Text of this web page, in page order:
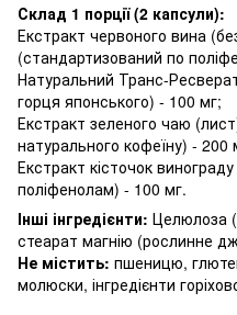
Склад 1 порції (2 капсули):
Екстракт червоного вина
(стандартизований по
Натуральний Транс-
горця японського) - 100 мг;
Екстракт зеленого чаю
натурального кофеїну) - 200
Екстракт кісточок
поліфенолам) - 100 мг.
Інші інгредієнти: Целюлоза
стеарат магнію (рослинне
Не містить: пшеницю,
молюски, інгредієнти